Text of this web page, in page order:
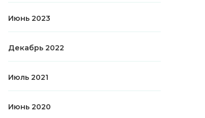
Июнь 2023
Декабрь 2022
Июль 2021
Июнь 2020